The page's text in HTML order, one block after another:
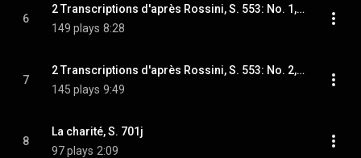
6
2 Transcriptions d'après Rossini, S. 553: No. 1, Air du Stabat Mater
149 plays 8:28
7
2 Transcriptions d'après Rossini, S. 553: No. 2, La charité
145 plays 9:49
8
La charité, S. 701j
97 plays 2:09